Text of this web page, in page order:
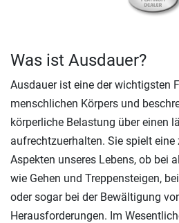
Was ist Ausdauer?
Ausdauer ist eine der wichtigsten
menschlichen Körpers und
körperliche Belastung über einen
aufrechtzuerhalten. Sie spielt eine
Aspekten unseres Lebens, ob bei
wie Gehen und Treppensteigen,
oder sogar bei der Bewältigung
Herausforderungen. Im